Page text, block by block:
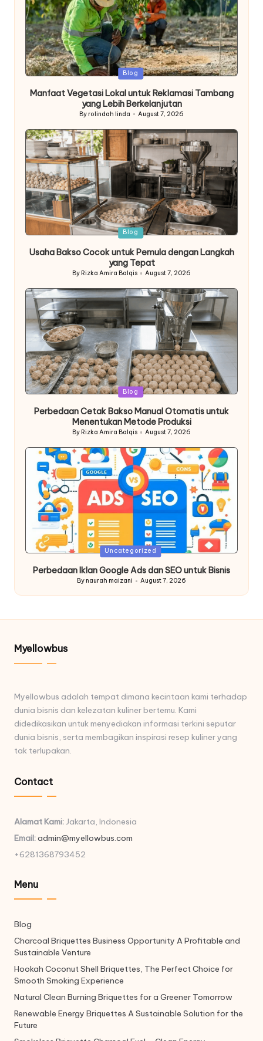
Posted
Blog
Manfaat Vegetasi Lokal untuk Reklamasi Tambang
yang Lebih Berkelanjutan
Posted
By rolindah linda August 7, 2026
Posted
Blog
Usaha Bakso Cocok untuk Pemula dengan Langkah
yang Tepat
Posted
By Rizka Amira Balqis August 7, 2026
Posted
Blog
Perbedaan Cetak Bakso Manual Otomatis untuk
Menentukan Metode Produksi
Posted
By Rizka Amira Balqis August 7, 2026
Posted
Uncategorized
Perbedaan Iklan Google Ads dan SEO untuk Bisnis
Posted
By naurah maizani August 7, 2026
Myellowbus
Myellowbus adalah tempat dimana kecintaan kami terhadap
dunia bisnis dan kelezatan kuliner bertemu. Kami
didedikasikan untuk menyediakan informasi terkini seputar
dunia bisnis, serta membagikan inspirasi resep kuliner yang
tak terlupakan.
Contact
Alamat Kami:Jakarta, Indonesia
Email:admin@myellowbus.com
+6281368793452
Menu
Blog
Charcoal Briquettes Business Opportunity A Profitable and
Sustainable Venture
Hookah Coconut Shell Briquettes, The Perfect Choice for
Smooth Smoking Experience
Natural Clean Burning Briquettes for a Greener Tomorrow
Renewable Energy Briquettes A Sustainable Solution for the
Future